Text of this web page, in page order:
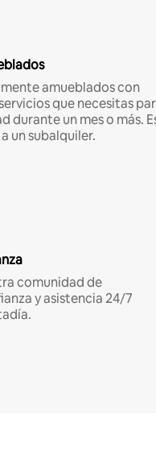
amueblados con
que necesitas
durante un mes o más.
un subalquiler.
comunidad de
y asistencia 24/7